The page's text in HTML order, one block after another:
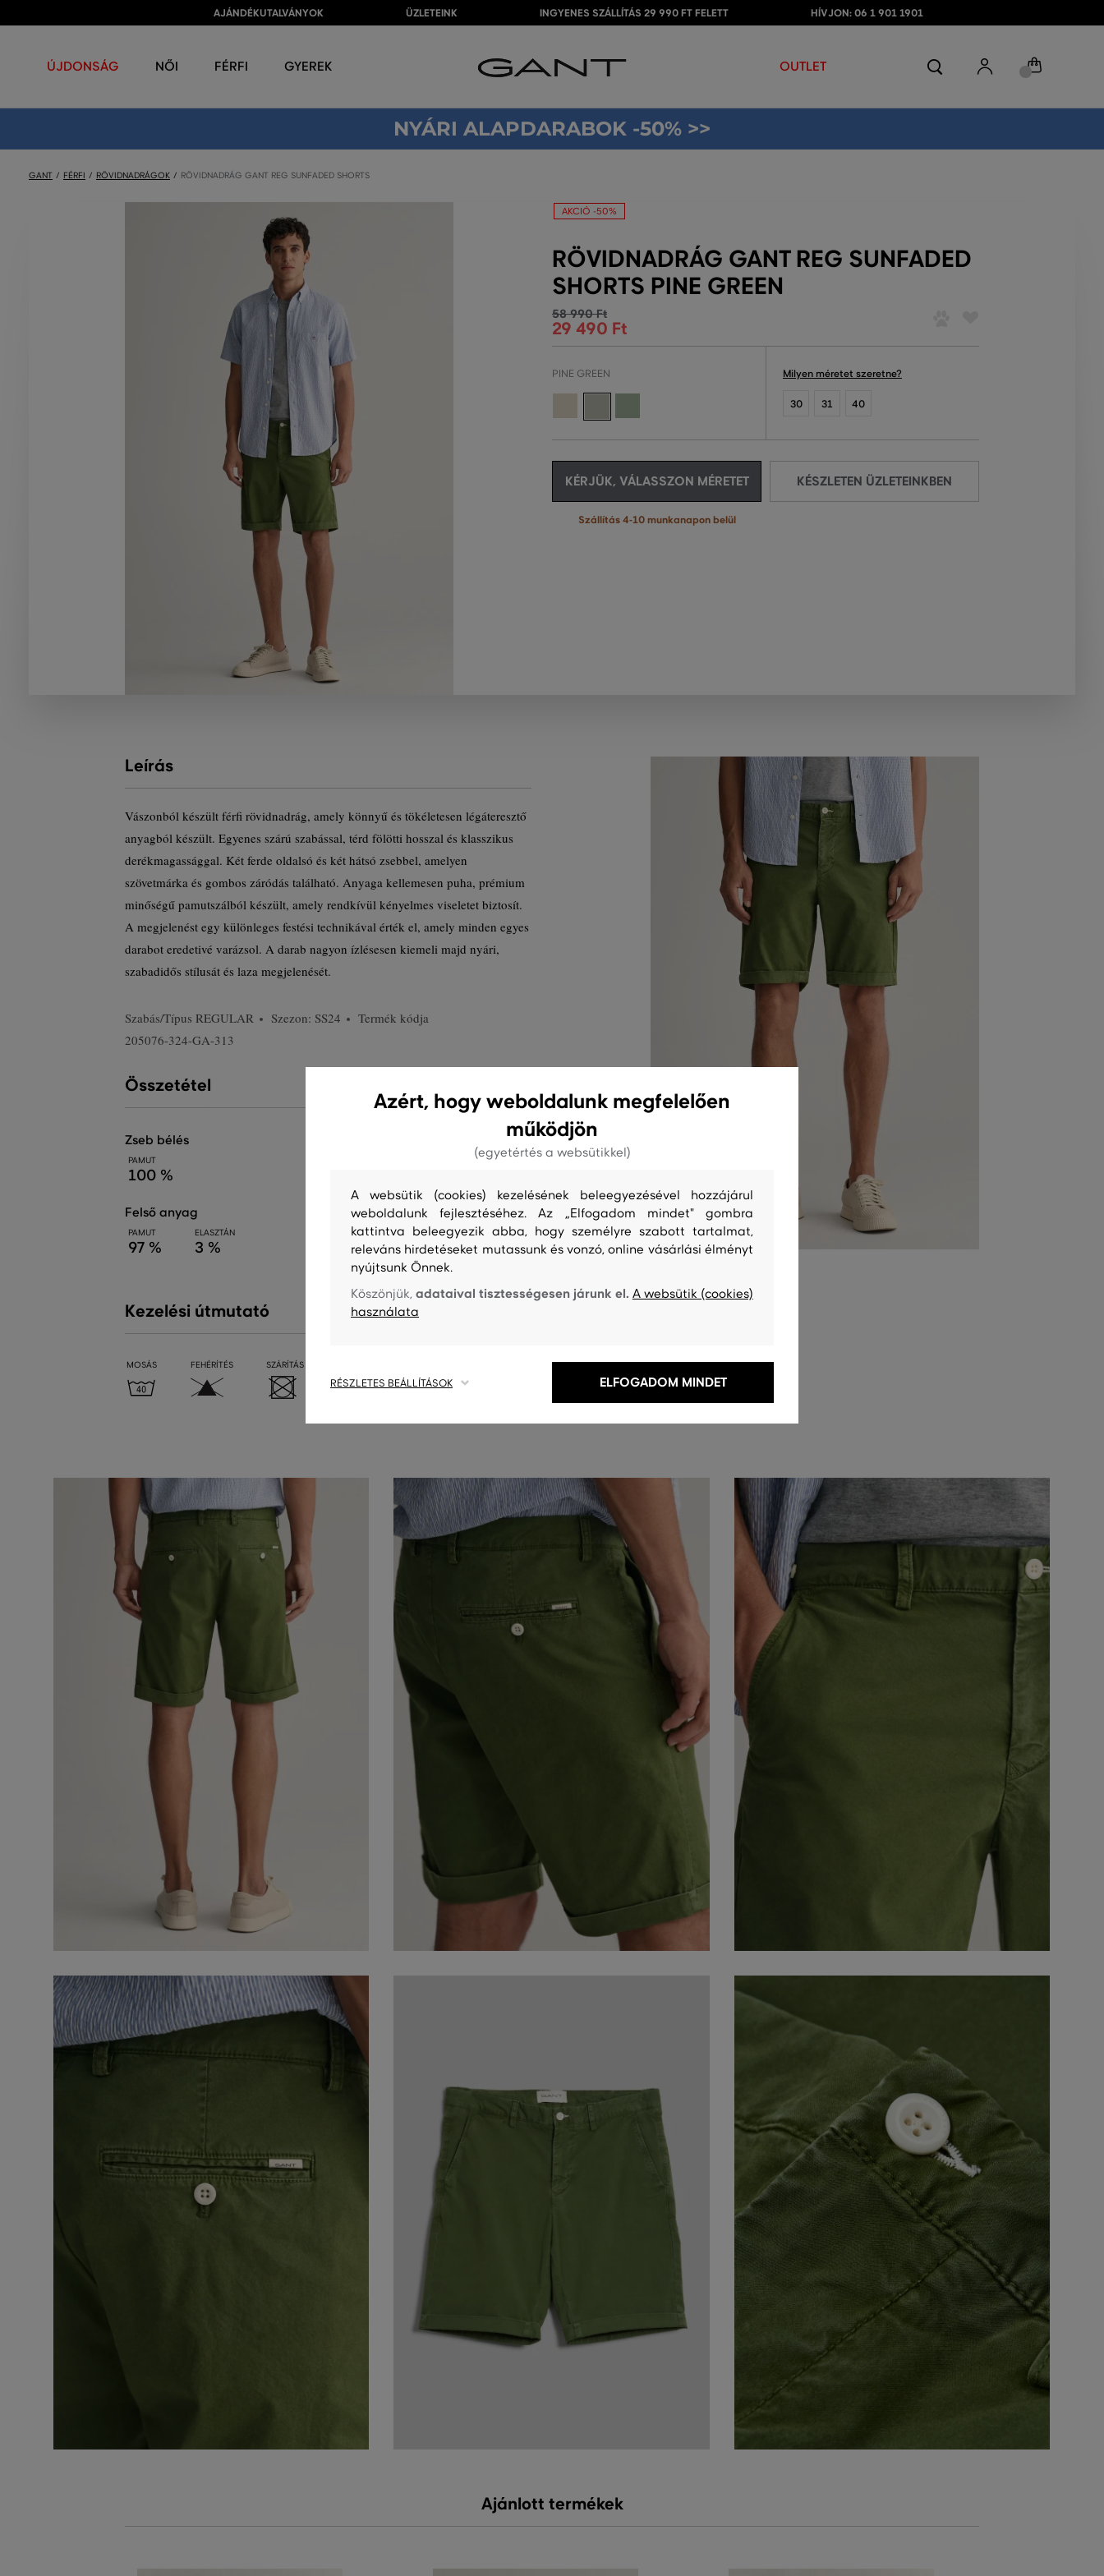
AJÁNDÉKUTALVÁNYOK ÜZLETEINK INGYENES SZÁLLÍTÁS 29 990 FT FELETT HÍVJON: 06 1 901 1901
ÚJDONSÁG NŐI FÉRFI GYEREK OUTLET
NYÁRI ALAPDARABOK -50% >>
GANT FÉRFI RÖVIDNADRÁGOK RÖVIDNADRÁG GANT REG SUNFADED SHORTS
AKCIÓ -50%
RÖVIDNADRÁG GANT REG SUNFADED
SHORTS PINE GREEN
58 990 Ft
29 490 Ft
PINE GREEN Milyen méretet szeretne?
30 31 40
KÉRJÜK, VÁLASSZON MÉRETET
Szállítás 4-10 munkanapon belül
KÉSZLETEN ÜZLETEINKBEN
Leírás
Vászonból készült férfi rövidnadrág, amely könnyű és tökéletesen légáteresztő
anyagból készült. Egyenes szárú szabással, térd fölötti hosszal és klasszikus
derékmagassággal. Két ferde oldalsó és két hátsó zsebbel, amelyen
szövetmárka és gombos záródás található. Anyaga kellemesen puha, prémium
minőségű pamutszálból készült, amely rendkívül kényelmes viseletet biztosít.
A megjelenést egy különleges festési technikával érték el, amely minden egyes
darabot eredetivé varázsol. A darab nagyon ízlésesen kiemeli majd nyári,
szabadidős stílusát és laza megjelenését.
Szabás/Típus REGULAR Szezon: SS24
Termék kódja
205076-324-GA-313
Összetétel
zseb bélés
PAMUT
100 %
felső anyag
PAMUT
97 %
ELASZTÁN
3 %
Kezelési útmutató
MOSÁS FEHÉRÍTÉS SZÁRÍTÁS
Ajánlott termékek
Azért, hogy weboldalunk megfelelően
működjön
(egyetértés a websütikkel)
A websütik (cookies) kezelésének beleegyezésével hozzájárul
weboldalunk fejlesztéséhez. Az „Elfogadom mindet" gombra
kattintva beleegyezik abba, hogy személyre szabott tartalmat,
releváns hirdetéseket mutassunk és vonzó, online vásárlási élményt
nyújtsunk Önnek.
Köszönjük,adataival tisztességesen járunk el. A websütik (cookies)
használata
RÉSZLETES BEÁLLÍTÁSOK ELFOGADOM MINDET